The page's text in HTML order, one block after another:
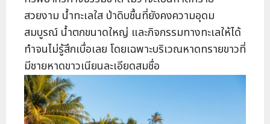
สวยงาม น้ำทะเลใส ป่าดิบชื้นที่ยังคงความอุดม
สมบูรณ์ น้ำตกขนาดใหญ่ และกิจกรรมทางทะเลให้ได้
ทำจนไม่รู้สึกเบื่อเลย โดยเฉพาะบริเวณหาดทรายขาวที่
มีชายหาดขาวเนียนละเอียดสมชื่อ